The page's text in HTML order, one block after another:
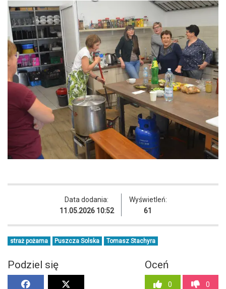
Data dodania:
11.05.2026 10:52
Wyświetleń:
61
straż pożarna Puszcza Solska Tomasz Stachyra
Podziel się Oceń
0 0